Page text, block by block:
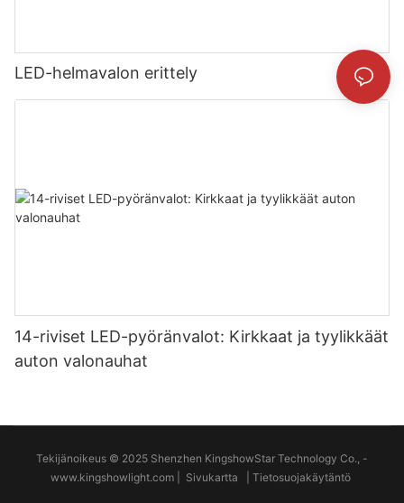
LED-helmavalon erittely
14-riviset LED-pyöränvalot: Kirkkaat ja tyylikkäät
auton valonauhat
Tekijänoikeus © 2025 Shenzhen KingshowStar Technology Co., -
www.kingshowlight.com
Sivukartta Tietosuojakäytäntö